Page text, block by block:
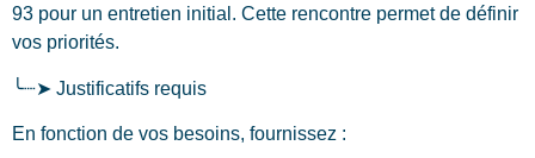
93 pour un entretien initial. Cette rencontre permet de définir
vos priorités.
╰┈➤ Justificatifs requis
En fonction de vos besoins, fournissez :